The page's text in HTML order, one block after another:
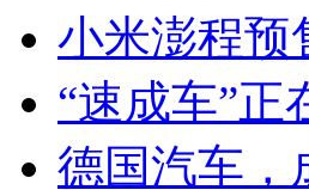
小米澎程预
“速成车”正
德国汽车，